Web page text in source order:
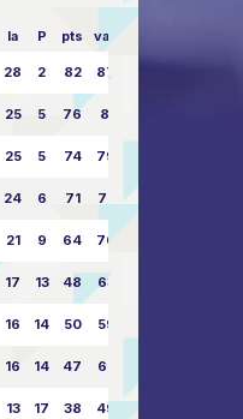
la P pts vapeur
28 2 82 87:24
25 5 76 81:21
25 5 74 79:26
24 6 71 77:33
21 9 64 70:40
17 13 48 63:57
16 14 50 59:53
16 14 47 62:58
13 17 38 49:62